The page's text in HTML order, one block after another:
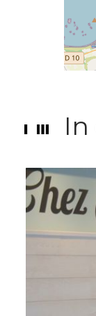
In